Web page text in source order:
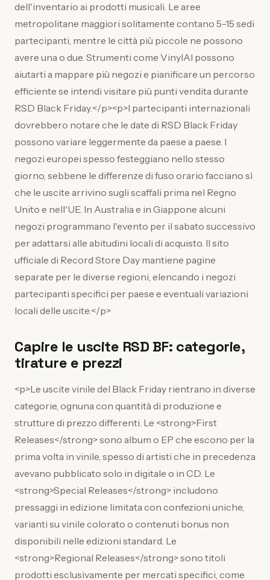
dell'inventario ai prodotti musicali. Le aree
metropolitane maggiori solitamente contano 5-15 sedi
partecipanti, mentre le città più piccole ne possono
avere una o due. Strumenti come VinylAI possono
aiutarti a mappare più negozi e pianificare un percorso
efficiente se intendi visitare più punti vendita durante
RSD Black Friday.</p><p>I partecipanti internazionali
dovrebbero notare che le date di RSD Black Friday
possono variare leggermente da paese a paese. I
negozi europei spesso festeggiano nello stesso
giorno, sebbene le differenze di fuso orario facciano sì
che le uscite arrivino sugli scaffali prima nel Regno
Unito e nell'UE. In Australia e in Giappone alcuni
negozi programmano l'evento per il sabato successivo
per adattarsi alle abitudini locali di acquisto. Il sito
ufficiale di Record Store Day mantiene pagine
separate per le diverse regioni, elencando i negozi
partecipanti specifici per paese e eventuali variazioni
locali delle uscite.</p>
Capire le uscite RSD BF: categorie,
tirature e prezzi
<p>Le uscite vinile del Black Friday rientrano in diverse
categorie, ognuna con quantità di produzione e
strutture di prezzo differenti. Le <strong>First
Releases</strong> sono album o EP che escono per la
prima volta in vinile, spesso di artisti che in precedenza
avevano pubblicato solo in digitale o in CD. Le
<strong>Special Releases</strong> includono
pressaggi in edizione limitata con confezioni uniche,
varianti su vinile colorato o contenuti bonus non
disponibili nelle edizioni standard. Le
<strong>Regional Releases</strong> sono titoli
prodotti esclusivamente per mercati specifici, come